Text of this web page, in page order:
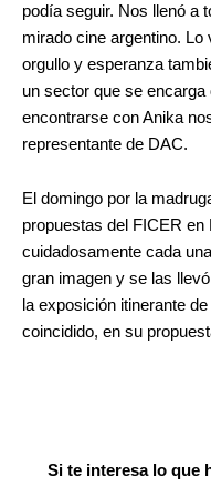
podía seguir. Nos llenó a
mirado cine argentino.
orgullo y esperanza
un sector que se
encontrarse con Anika
representante de DAC.
El domingo por la
propuestas del FICER
cuidadosamente cada
gran imagen y se las
la exposición itinerante
coincidido, en su
Si te interesa lo que